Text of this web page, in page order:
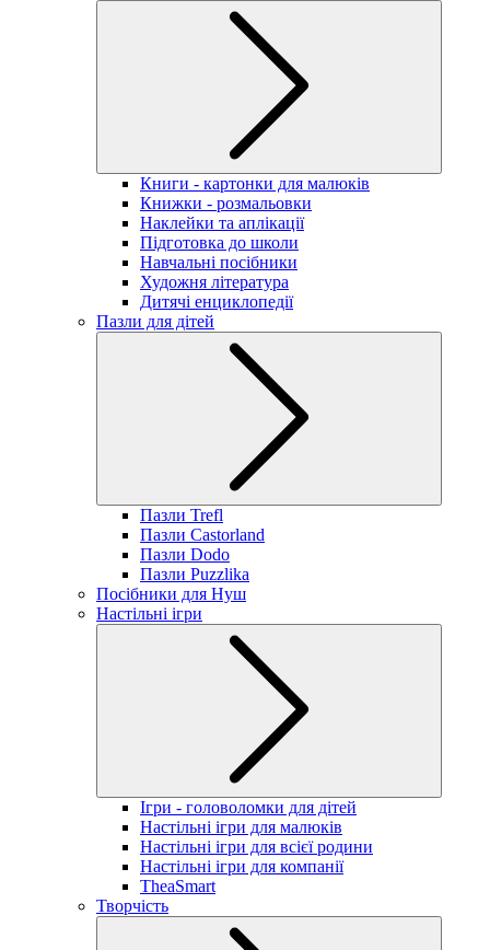
Книги - картонки для малюків
Книжки - розмальовки
Наклейки та аплікації
Підготовка до школи
Навчальні посібники
Художня література
Дитячі енциклопедії
Пазли для дітей
Пазли Trefl
Пазли Castorland
Пазли Dodo
Пазли Puzzlika
Посібники для Нуш
Настільні ігри
Ігри - головоломки для дітей
Настільні ігри для малюків
Настільні ігри для всієї родини
Настільні ігри для компанії
TheaSmart
Творчість